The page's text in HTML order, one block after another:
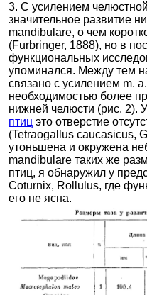
3. С усилением
значительное развитие
mandibulare, о чем
(Furbringer, 1888), но в
функциональных
упоминался. Между тем
связано с усилением m.
необходимостью более
нижней челюсти (рис. 2).
птиц это отверстие
(Tetraogallus caucasicus,
утоньшена и окружена
mandibulare таких же
птиц, я обнаружил у
Coturnix, Rollulus, где
его не ясна.